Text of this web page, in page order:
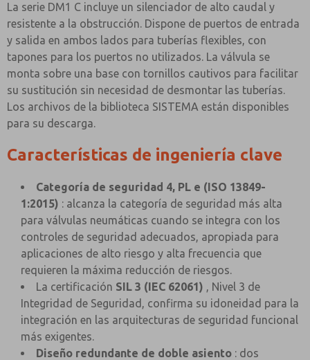
La serie DM1 C incluye un silenciador de alto caudal y
resistente a la obstrucción. Dispone de puertos de entrada
y salida en ambos lados para tuberías flexibles, con
tapones para los puertos no utilizados. La válvula se
monta sobre una base con tornillos cautivos para facilitar
su sustitución sin necesidad de desmontar las tuberías.
Los archivos de la biblioteca SISTEMA están disponibles
para su descarga.
Características de ingeniería clave
Categoría de seguridad 4, PL e (ISO 13849-
1:2015) : alcanza la categoría de seguridad más alta
para válvulas neumáticas cuando se integra con los
controles de seguridad adecuados, apropiada para
aplicaciones de alto riesgo y alta frecuencia que
requieren la máxima reducción de riesgos.
La certificación SIL 3 (IEC 62061) , Nivel 3 de
Integridad de Seguridad, confirma su idoneidad para la
integración en las arquitecturas de seguridad funcional
más exigentes.
Diseño redundante de doble asiento : dos